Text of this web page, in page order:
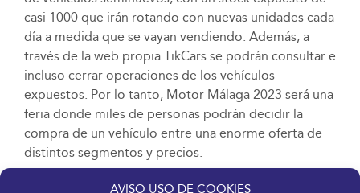
AVISO USO DE COOKIES
casi 1000 que irán rotando con nuevas unidades cada
día a medida que se vayan vendiendo. Además, a
través de la web propia TikCars se podrán consultar e
incluso cerrar operaciones de los vehículos
expuestos. Por lo tanto, Motor Málaga 2023 será una
feria donde miles de personas podrán decidir la
compra de un vehículo entre una enorme oferta de
distintos segmentos y precios.
Para Miguel Jiménez “Málaga es la tercera provincia